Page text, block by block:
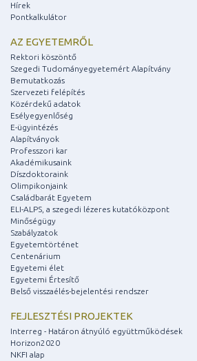
Hírek
Pontkalkulátor
AZ EGYETEMRŐL
Rektori köszöntő
Szegedi Tudományegyetemért Alapítvány
Bemutatkozás
Szervezeti felépítés
Közérdekű adatok
Esélyegyenlőség
E-ügyintézés
Alapítványok
Professzori kar
Akadémikusaink
Díszdoktoraink
Olimpikonjaink
Családbarát Egyetem
ELI-ALPS, a szegedi lézeres kutatóközpont
Minőségügy
Szabályzatok
Egyetemtörténet
Centenárium
Egyetemi élet
Egyetemi Értesítő
Belső visszaélés-bejelentési rendszer
FEJLESZTÉSI PROJEKTEK
Interreg - Határon átnyúló együttműködések
Horizon2020
NKFI alap